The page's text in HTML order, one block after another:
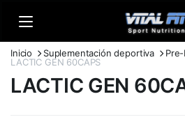
Inicio Suplementación deportiva
LACTIC GEN 60CAPS
LACTIC GEN